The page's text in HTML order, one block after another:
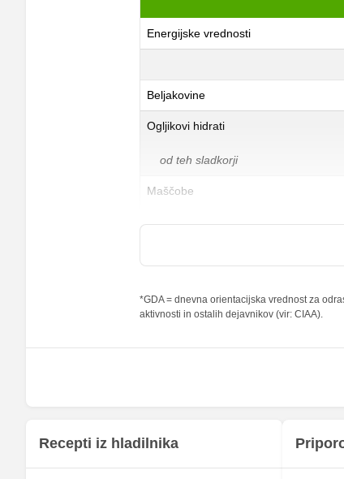
Energijske vrednosti
Beljakovine
Ogljikovi hidrati
od teh sladkorji
Maščobe
od teh nasičene maščobne kisline
Železo
Magnezij
Fosfor
Cink
*GDA = dnevna orientacijska vrednost za
aktivnosti in ostalih dejavnikov (vir: CIAA).
Recepti iz hladilnika